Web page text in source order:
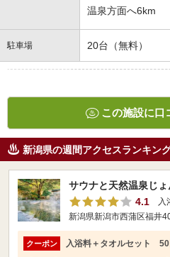
温泉方面へ6km
駐車場 20台（無料）
この施設に口
新潟県の週間アクセスランキン
サウナと天然温泉じ
4.1
入
新潟県新潟市西蒲区福井
クーポン 入浴料＋タオルセット 50